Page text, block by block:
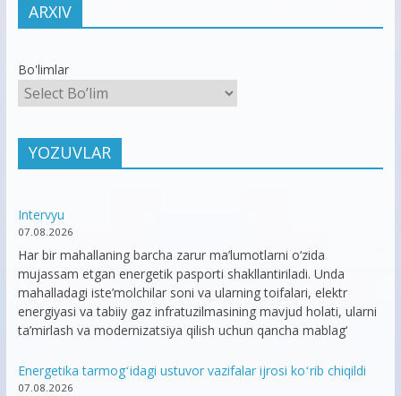
ARXIV
Bo'limlar
YOZUVLAR
Intervyu
07.08.2026
Har bir mahallaning barcha zarur ma’lumotlarni o‘zida
mujassam etgan energetik pasporti shakllantiriladi. Unda
mahalladagi iste’molchilar soni va ularning toifalari, elektr
energiyasi va tabiiy gaz infratuzilmasining mavjud holati, ularni
ta’mirlash va modernizatsiya qilish uchun qancha mablag‘
Energetika tarmogʻidagi ustuvor vazifalar ijrosi koʻrib chiqildi
07.08.2026